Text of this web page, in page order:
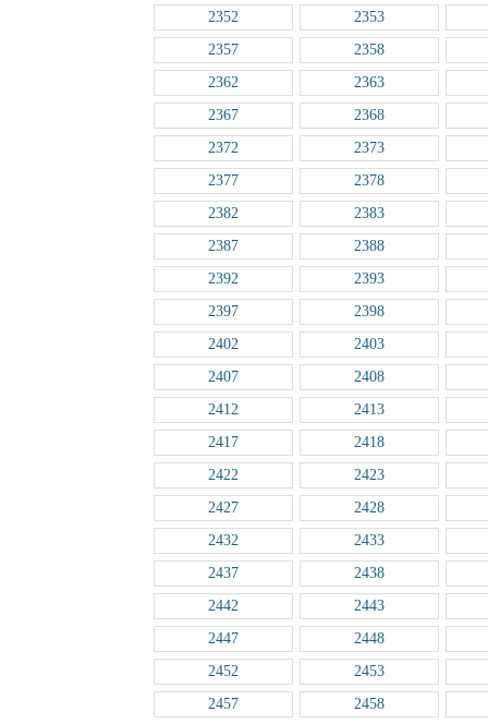
2352
2353
2357
2358
2362
2363
2367
2368
2372
2373
2377
2378
2382
2383
2387
2388
2392
2393
2397
2398
2402
2403
2407
2408
2412
2413
2417
2418
2422
2423
2427
2428
2432
2433
2437
2438
2442
2443
2447
2448
2452
2453
2457
2458